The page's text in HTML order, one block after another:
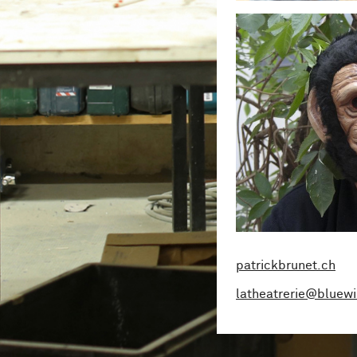
patrickbrunet.ch